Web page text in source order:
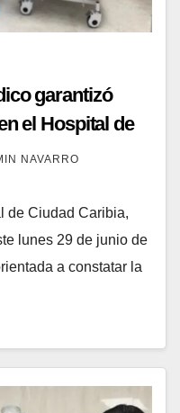
garantizó
el Hospital de
NAVARRO
de Ciudad Caribia,
lunes 29 de junio de
a constatar la